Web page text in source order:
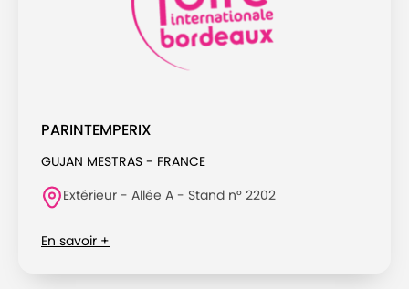
PARINTEMPERIX
GUJAN MESTRAS - FRANCE
Extérieur - Allée A - Stand n° 2202
En savoir +